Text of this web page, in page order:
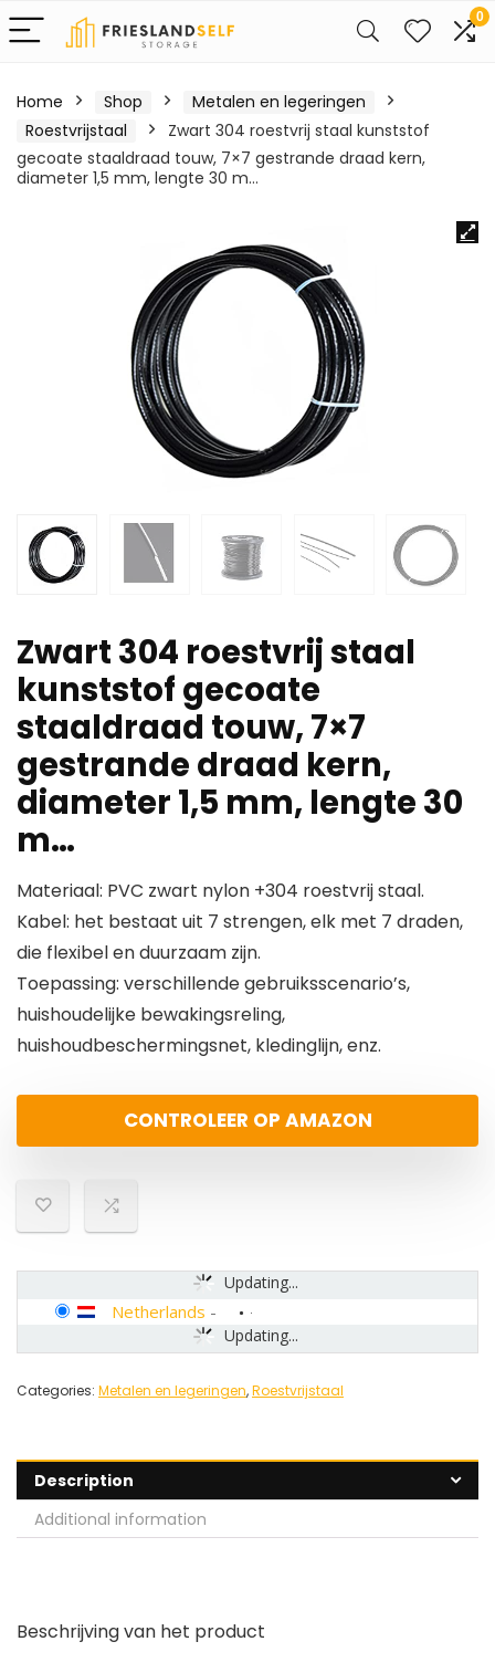
0
Home Shop
Metalen en legeringen
Roestvrijstaal
Zwart 304 roestvrij staal kunststof
gecoate staaldraad touw, 7×7 gestrande draad kern,
diameter 1,5 mm, lengte 30 m…
Zwart 304 roestvrij staal
kunststof gecoate
staaldraad touw, 7×7
gestrande draad kern,
diameter 1,5 mm, lengte 30
m…
Materiaal: PVC zwart nylon +304 roestvrij staal.
Kabel: het bestaat uit 7 strengen, elk met 7 draden,
die flexibel en duurzaam zijn.
Toepassing: verschillende gebruiksscenario’s,
huishoudelijke bewakingsreling,
huishoudbeschermingsnet, kledinglijn, enz.
CONTROLEER OP AMAZON
Updating...
Updating...
Netherlands -
Categories: Metalen en legeringen,Roestvrijstaal
Description
Additional information
Beschrijving van het product